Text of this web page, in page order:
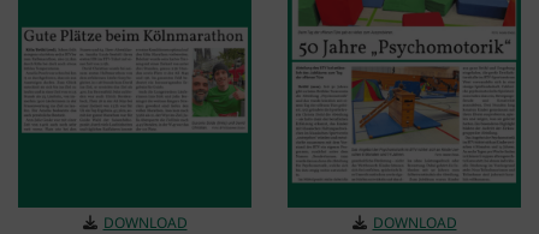
DOWNLOAD DOWNLOAD